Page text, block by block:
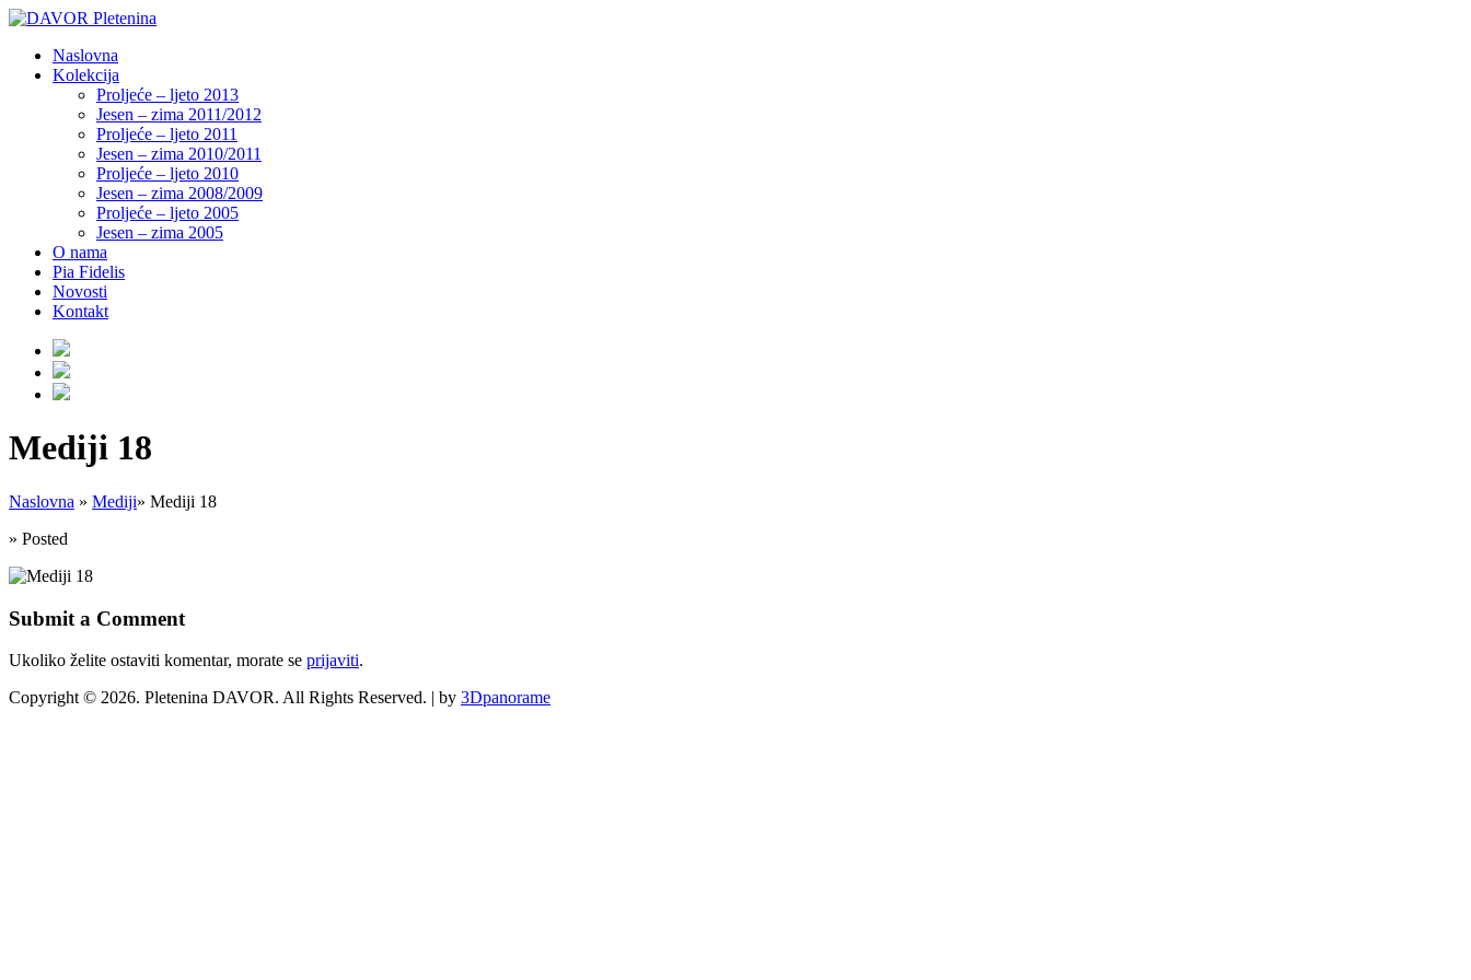
Naslovna
Kolekcija
Proljeće – ljeto 2013
Jesen – zima 2011/2012
Proljeće – ljeto 2011
Jesen – zima 2010/2011
Proljeće – ljeto 2010
Jesen – zima 2008/2009
Proljeće – ljeto 2005
Jesen – zima 2005
O nama
Pia Fidelis
Novosti
Kontakt
Mediji 18
Naslovna » Mediji» Mediji 18
» Posted
Submit a Comment
Ukoliko želite ostaviti komentar, morate se prijaviti.
Copyright © 2026. Pletenina DAVOR. All Rights Reserved. | by 3Dpanorame